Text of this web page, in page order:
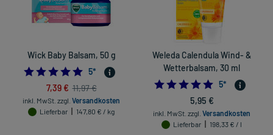
Wick Baby Balsam, 50 g
5.0
5*
7,39 € 11,97 €
inkl. MwSt. zzgl. Versandkosten
Lieferbar
147,80 € / kg
Weleda Calendula Wind- &
Wetterbalsam, 30 ml
5.0
5*
5,95 €
inkl. MwSt. zzgl. Versandkosten
Lieferbar
198,33 € / l